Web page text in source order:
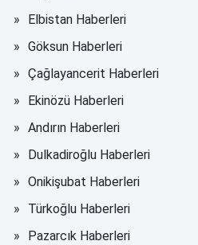
Elbistan Haberleri
Göksun Haberleri
Çağlayancerit Haberleri
Ekinözü Haberleri
Andırın Haberleri
Dulkadiroğlu Haberleri
Onikişubat Haberleri
Türkoğlu Haberleri
Pazarcık Haberleri